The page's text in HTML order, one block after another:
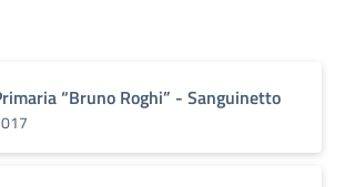
“Bruno Roghi” - Sanguinetto